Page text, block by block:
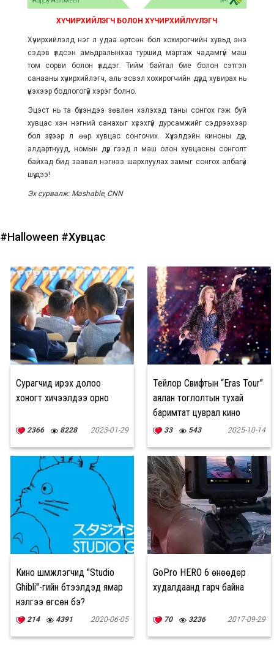
ХҮЧИРХИЙЛЭГЧ БОЛОН ХҮЧИРХИЙЛҮҮЛЭГЧ
Хүчирхийлэлд нэг л удаа өртсөн бол хохирогчийн хувьд энэ
сэдэв үлдсэн амьдралынхаа туршид мартаж чадамгүй маш
том сорви болон үлддэг. Тийм байтал бие болон сэтгэл
санааны хүчирхийлэгч, аль эсвэл хохирогчийн дүрд хувирах нь
үнэхээр бодлогогүй хэрэг болно.
Эцэст нь та бүхэндээ зөвлөн хэлэхэд таны сонгох гэж буй
хувцас хэн нэгний санахыг хүсэхгүй дурсамжийг сэдрээхээр
бол зүгээр л өөр хувцас сонгочих. Хүүхэлдэйн киноны дүр,
алдартнууд, номын дүр гээд л маш олон хувцасны сонголт
байхад бид заавал нэгнээ шархлуулах замыг сонгох албагүй
шүү дээ!
Эх сурвалж: Mashable, CNN
#Halloween #Хувцас
Сурагчид ирэх долоо
хоногт хичээлдээ орно
2366 8228 2023-01-29
Тейлор Свифтын “Eras Tour”
аялан тоглолтын тухай
баримтат цуврал кино
33 543 2025-10-14
Кино шүүмжлэгчид "Studio
Ghibli"-гийн бүтээлүүдэд ямар
үнэлгээ өгсөн бэ?
214 4391 2020-06-05
GoPro HERO 6 өнөөдөр
худалдаанд гарч байна
70 3236 2017-09-29